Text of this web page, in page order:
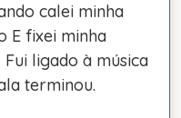
calei minha
E fixei minha
ligado à música
terminou.